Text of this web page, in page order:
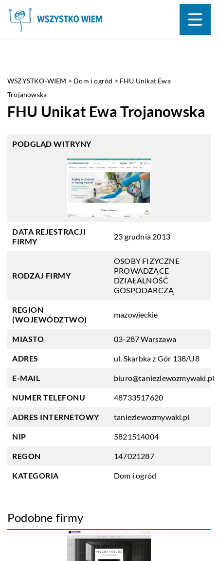
WSZYSTKO-WIEM > Dom i ogród > FHU Unikat Ewa
Trojanowska
FHU Unikat Ewa Trojanowska
PODGLĄD WITRYNY
DATA REJESTRACJI
FIRMY
23 grudnia 2013
RODZAJ FIRMY
OSOBY FIZYCZNE
PROWADZĄCE
DZIAŁALNOŚĆ
GOSPODARCZĄ
REGION
(WOJEWÓDZTWO)
mazowieckie
MIASTO 03-287 Warszawa
ADRES ul. Skarbka z Gór 138/U8
E-MAIL biuro@taniezlewozmywaki.pl
NUMER TELEFONU 48733517620
ADRES INTERNETOWY taniezlewozmywaki.pl
NIP 5821514004
REGON 147021287
KATEGORIA Dom i ogród
Podobne firmy